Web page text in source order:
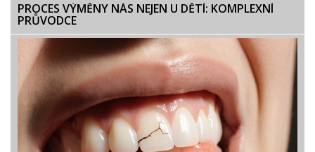
PROCES VÝMĚNY NÁS NEJEN U DĚTÍ: KOMPLEXNÍ
PRŮVODCE